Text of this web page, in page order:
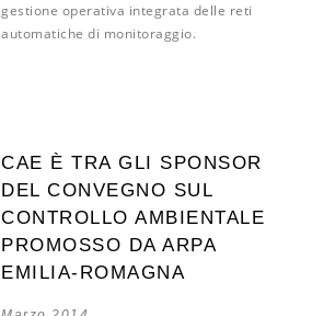
gestione operativa integrata delle reti
automatiche di monitoraggio.
CAE È TRA GLI SPONSOR
DEL CONVEGNO SUL
CONTROLLO AMBIENTALE
PROMOSSO DA ARPA
EMILIA-ROMAGNA